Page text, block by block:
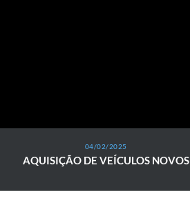
04/02/2025
AQUISIÇÃO DE VEÍCULOS NOVOS